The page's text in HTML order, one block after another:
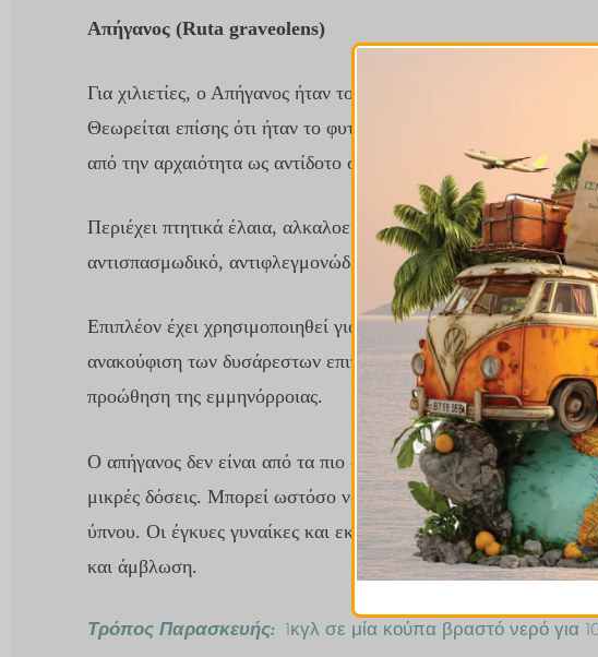
Απήγανος (Ruta graveolens)
Για χιλιετίες, ο Απήγανος ήταν το βότανο της χάριτος και της
Θεωρείται επίσης ότι ήταν το φυτό που χρησιμοποίησε ο
από την αρχαιότητα ως αντίδοτο στις δηλητηριάσεις.
Περιέχει πτητικά έλαια, αλκαλοειδή ,φλαβονειδή, λιγνάνες και
αντισπασμωδικό, αντιφλεγμονώδες, αντιμικροβιακό,
Επιπλέον έχει χρησιμοποιηθεί για να ανακουφίσει τον πόνο
ανακούφιση των δυσάρεστων επιπτώσεων των αερίων και του
προώθηση της εμμηνόρροιας.
Ο απήγανος δεν είναι από τα πιο συνιστώμενα βότανα και
μικρές δόσεις. Μπορεί ωστόσο να προκαλέσει διάφορες
ύπνου. Οι έγκυες γυναίκες και εκείνες που θηλάζουν δεν
και άμβλωση.
Τρόπος Παρασκευής: 1κγλ σε μία κούπα βραστό νερό για